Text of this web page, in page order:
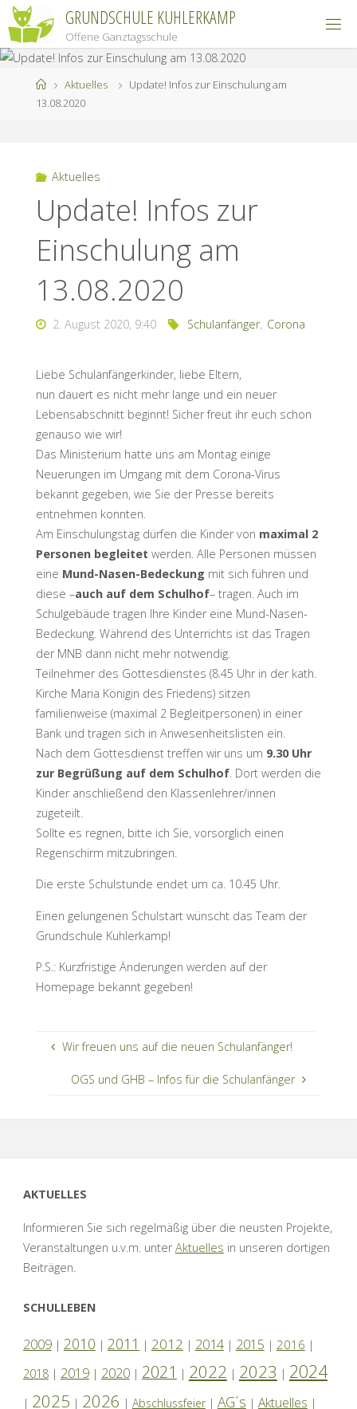
Zum
Inhalt
springen
GRUNDSCHULE KUHLERKAMP
Offene Ganztagsschule
StartAktuelles
Update! Infos zur Einschulung am
13.08.2020
Aktuelles
Update! Infos zur
Einschulung am
13.08.2020
2. August 2020, 9:40 Schulanfänger, Corona
Liebe Schulanfängerkinder, liebe Eltern,
nun dauert es nicht mehr lange und ein neuer
Lebensabschnitt beginnt! Sicher freut ihr euch schon
genauso wie wir!
Das Ministerium hatte uns am Montag einige
Neuerungen im Umgang mit dem Corona-Virus
bekannt gegeben, wie Sie der Presse bereits
entnehmen konnten.
Am Einschulungstag dürfen die Kinder von maximal 2
Personen begleitet werden. Alle Personen müssen
eine Mund-Nasen-Bedeckung mit sich führen und
diese –auch auf dem Schulhof– tragen. Auch im
Schulgebäude tragen Ihre Kinder eine Mund-Nasen-
Bedeckung. Während des Unterrichts ist das Tragen
der MNB dann nicht mehr notwendig.
Teilnehmer des Gottesdienstes (8.45 Uhr in der kath.
Kirche Maria Königin des Friedens) sitzen
familienweise (maximal 2 Begleitpersonen) in einer
Bank und tragen sich in Anwesenheitslisten ein.
Nach dem Gottesdienst treffen wir uns um 9.30 Uhr
zur Begrüßung auf dem Schulhof. Dort werden die
Kinder anschließend den Klassenlehrer/innen
zugeteilt.
Sollte es regnen, bitte ich Sie, vorsorglich einen
Regenschirm mitzubringen.
Die erste Schulstunde endet um ca. 10.45 Uhr.
Einen gelungenen Schulstart wünscht das Team der
Grundschule Kuhlerkamp!
P.S.: Kurzfristige Änderungen werden auf der
Homepage bekannt gegeben!
Wir freuen uns auf die neuen Schulanfänger!
OGS und GHB – Infos für die Schulanfänger
AKTUELLES
Informieren Sie sich regelmäßig über die neusten Projekte,
Veranstaltungen u.v.m. unterAktuelles in unseren dortigen
Beiträgen.
SCHULLEBEN
2009| 2010 | 2011 | 2012 | 2014| 2015 | 2016 |
2018| 2019| 2020| 2021 | 2022 | 2023 | 2024
| 2025 | 2026 | Abschlussfeier| AG´s | Aktuelles |